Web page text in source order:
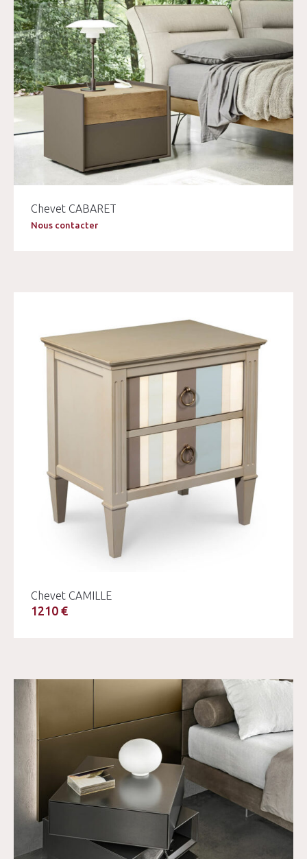
Chevet CABARET
Nous contacter
Chevet CAMILLE
1210 €